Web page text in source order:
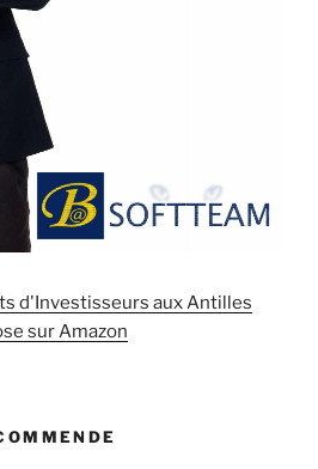
d'Investisseurs aux Antilles
sur Amazon